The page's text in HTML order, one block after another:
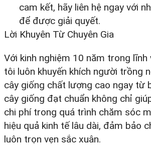
cam kết, hãy liên hệ ngay với
để được giải quyết.
Lời Khuyên Từ Chuyên Gia
Với kinh nghiệm 10 năm trong lĩnh
tôi luôn khuyến khích người trồng
cây giống chất lượng cao ngay từ
cây giống đạt chuẩn không chỉ
chi phí trong quá trình chăm sóc
hiệu quả kinh tế lâu dài, đảm bảo
luôn trọn vẹn sắc xuân.